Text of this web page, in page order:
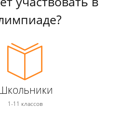
1-11 классов